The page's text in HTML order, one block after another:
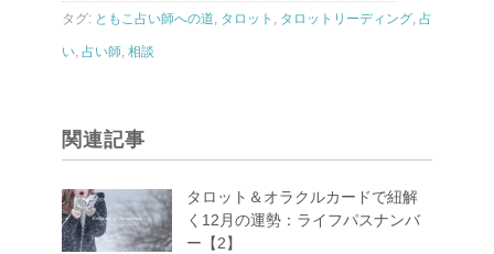
タグ: ともこ占い師への道, タロット , タロットリーディング, 占
い, 占い師, 相談
関連記事
タロット＆オラクルカードで紐解
く12月の運勢：ライフパスナンバ
ー【2】